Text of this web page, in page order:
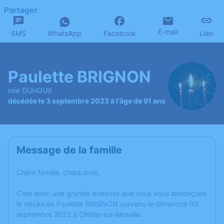
Partager
SMS WhatsApp Facebook E-mail Lien
Paulette BRIGNON
née DUHOUX
décédée le 3 septembre 2023 à l'âge de 91 ans
Message de la famille
Chère famille, chers amis,
C’est avec une grande tristesse que nous vous annonçons
le décès de Paulette BRIGNON survenu le dimanche 03
septembre 2023 à Châtel-sur-Moselle.